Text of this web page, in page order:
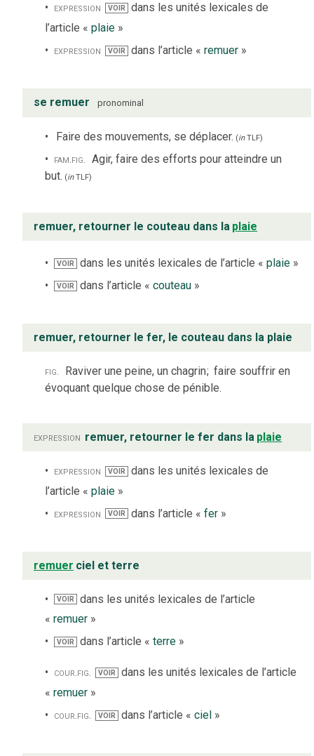
expression VOIR dans les unités lexicales de
l’article « plaie »
expression
VOIR dans l’article « remuer»
se remuer pronominal
Faire des mouvements, se déplacer. (inTLF)
fam. fig.
Agir, faire des efforts pour atteindre un
but. (inTLF)
remuer, retourner le couteau dans la plaie
VOIR dans les unités lexicales de l’article «plaie »
VOIR dans l’article «couteau »
remuer, retourner le fer, le couteau dans la plaie
fig. Raviver une peine, un chagrin; faire souffrir en
évoquant quelque chose de pénible.
expression remuer, retourner le fer dans la plaie
expression VOIR dans les unités lexicales de
l’article « plaie »
expression
VOIR dans l’article « fer»
remuer ciel et terre
VOIR
dans les unités lexicales de l’article
« remuer »
VOIR dans l’article «terre »
cour.fig. VOIR
dans les unités lexicales de l’article
« remuer »
cour.fig. VOIR dans l’article « ciel»